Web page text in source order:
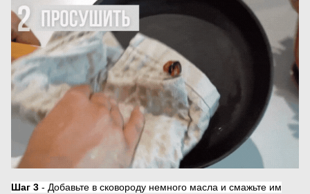
Шаг 3 - Добавьте в сковороду немного масла и смажьте им